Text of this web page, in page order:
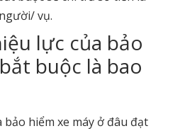
vụ.
lực của bảo
buộc là bao
bảo hiểm xe máy ở đâu đạt